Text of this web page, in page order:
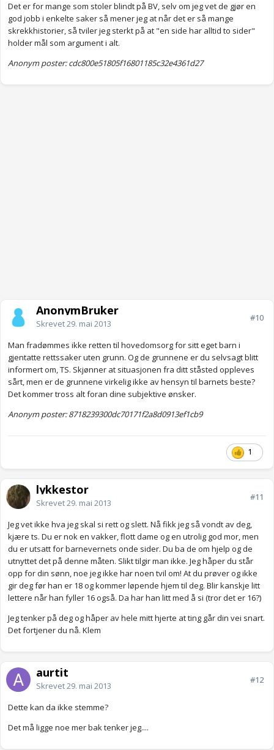
Det er for mange som stoler blindt på BV, selv om jeg vet de gjør en
god jobb i enkelte saker så mener jeg at når det er så mange
skrekkhistorier, så tviler jeg sterkt på at "en side har alltid to sider"
holder mål som argument i alt.
Anonym poster: cdc800e51805f16801185c32e4361d27
AnonymBruker
Skrevet29. mai 2013
#10
Man fradømmes ikke retten til hovedomsorg for sitt eget barn i
gjentatte rettssaker uten grunn. Og de grunnene er du selvsagt blitt
informert om, TS. Skjønner at situasjonen fra ditt ståsted oppleves
sårt, men er de grunnene virkelig ikke av hensyn til barnets beste?
Det kommer tross alt foran dine subjektive ønsker.
Anonym poster: 8718239300dc70171f2a8d0913ef1cb9
1
lykkestor
Skrevet29. mai 2013
#11
Jeg vet ikke hva jeg skal si rett og slett. Nå fikk jeg så vondt av deg,
kjære ts. Du er nok en vakker, flott dame og en utrolig god mor, men
du er utsatt for barnevernets onde sider. Du ba de om hjelp og de
utnyttet det på denne måten. Slikt tilgir man ikke. Jeg håper du står
opp for din sønn, noe jeg ikke har noen tvil om! At du prøver og ikke
gir deg før han er 18 og kommer løpende hjem til deg. Blir kanskje litt
lettere når han fyller 16 også. Da har han litt med å si (tror det er 16?)
Jeg tenker på deg og håper av hele mitt hjerte at ting går din vei snart.
Det fortjener du nå. Klem
aurtit
Skrevet29. mai 2013
#12
Dette kan da ikke stemme?
Det må ligge noe mer bak tenker jeg....